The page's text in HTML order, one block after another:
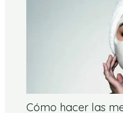
Cómo hacer las